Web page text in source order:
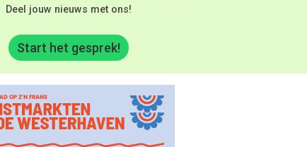
Deel jouw nieuws met ons!
Start het gesprek!